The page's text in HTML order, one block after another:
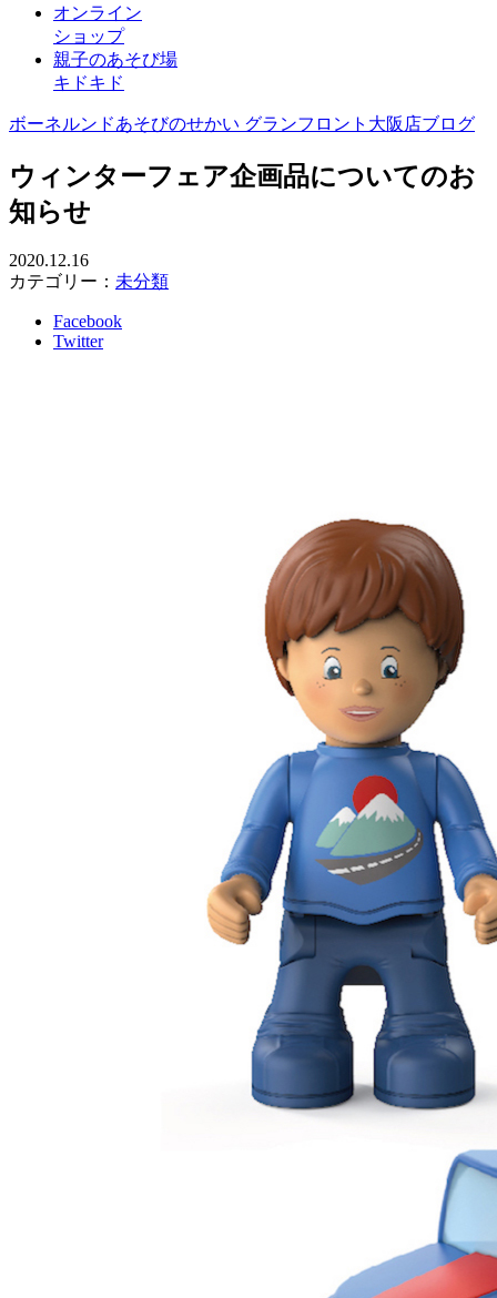
オンライン
ショップ
親子のあそび場
キドキド
ボーネルンドあそびのせかい グランフロント大阪店ブログ
ウィンターフェア企画品についてのお
知らせ
2020.12.16
カテゴリー： 未分類
Facebook
Twitter